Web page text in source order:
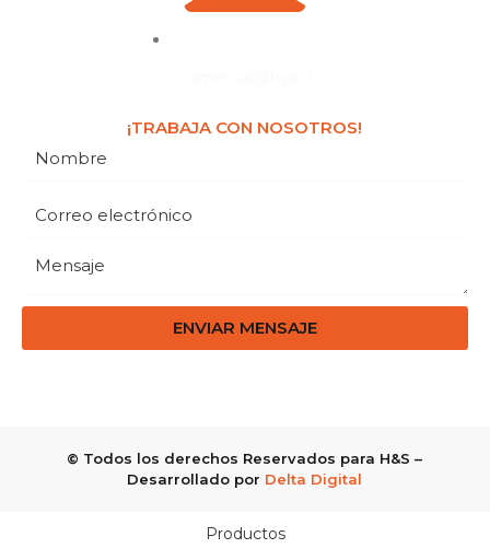
¡TRABAJA CON NOSOTROS!
ENVIAR MENSAJE
© Todos los derechos Reservados para H&S –
Desarrollado por Delta Digital
Productos